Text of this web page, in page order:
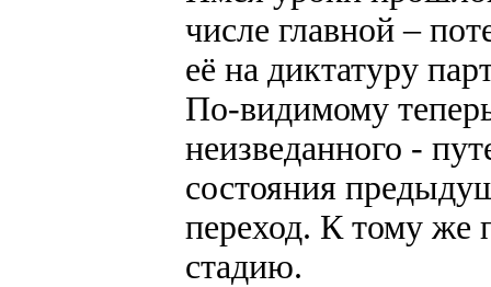
числе главной –
её на диктатуру
По-видимому
неизведанного -
состояния
переход. К тому же
стадию.